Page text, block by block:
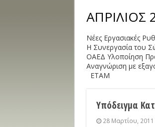
ΑΠΡΙΛΙΟΣ
Νέες Εργασιακές
Η Συνεργασία του
ΟΑΕΔ Υλοποίηση
Αναγνώριση με
ΕΤΑΜ
Υπόδειγμα
28 Μαρτίου, 2011